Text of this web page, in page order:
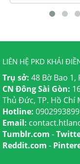
LIÊN HỆ PKD KHẢI
Trụ sở: 48 Bờ Bao 1,
CN Đông Sài Gòn:
Thủ Đức, TP. Hồ Chí
Hotline: 0902993899
Email:
Tumblr.com -
Reddit.com -